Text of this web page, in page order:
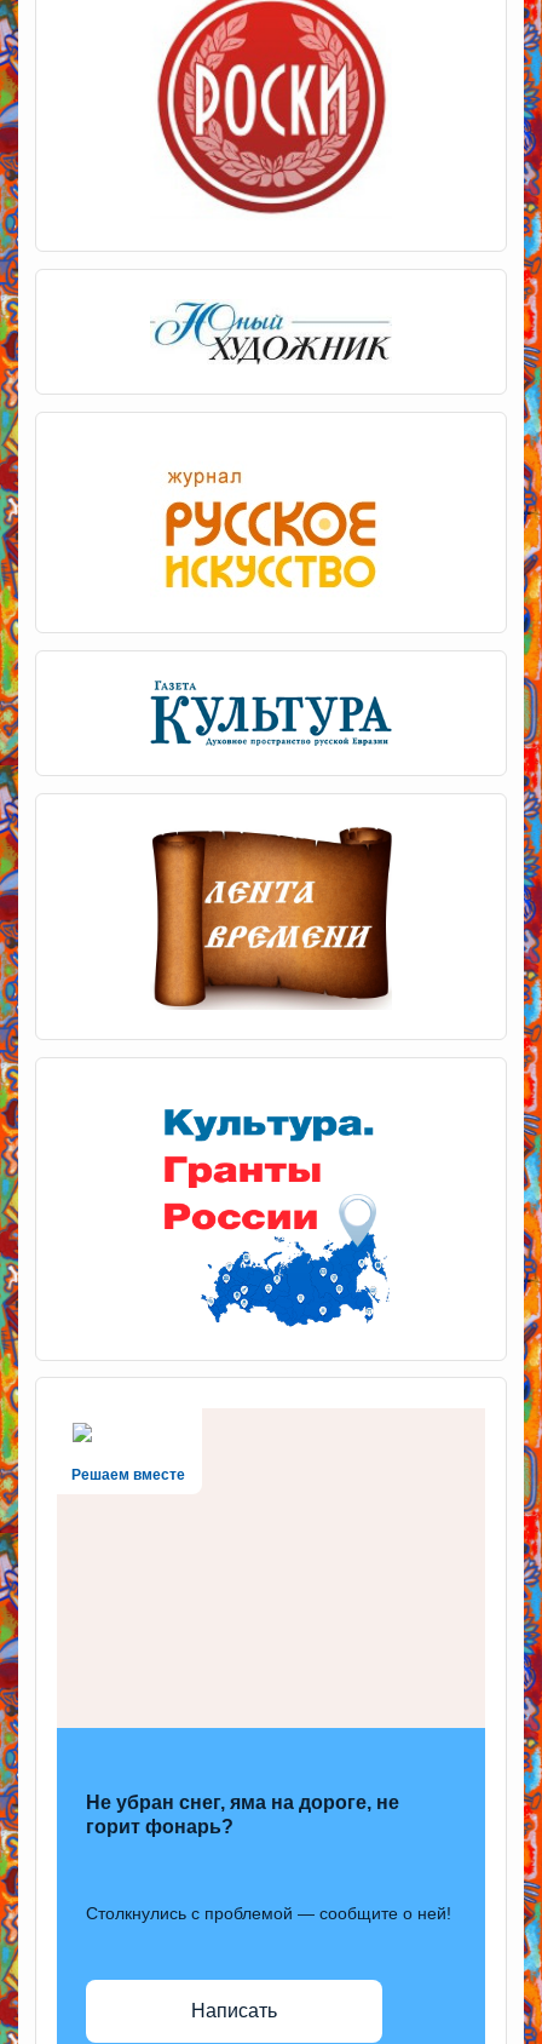
Решаем вместе
Не убран снег, яма на дороге, не
горит фонарь?
Столкнулись с проблемой — сообщите о ней!
Написать